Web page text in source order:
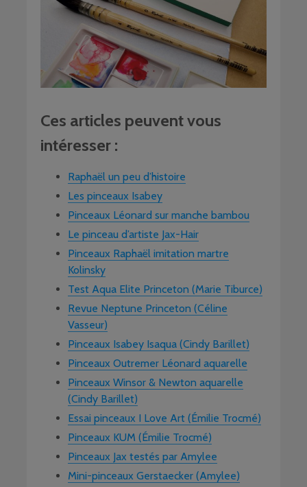
Ces articles peuvent vous
intéresser :
Raphaël un peu d’histoire
Les pinceaux Isabey
Pinceaux Léonard sur manche bambou
Le pinceau d’artiste Jax-Hair
Pinceaux Raphaël imitation martre
Kolinsky
Test Aqua Elite Princeton (Marie Tiburce)
Revue Neptune Princeton (Céline
Vasseur)
Pinceaux Isabey Isaqua (Cindy Barillet)
Pinceaux Outremer Léonard aquarelle
Pinceaux Winsor & Newton aquarelle
(Cindy Barillet)
Essai pinceaux I Love Art (Émilie Trocmé)
Pinceaux KUM (Émilie Trocmé)
Pinceaux Jax testés par Amylee
Mini-pinceaux Gerstaecker (Amylee)